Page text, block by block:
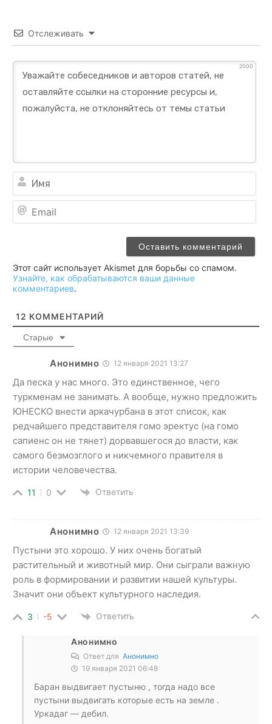
Отслеживать
2000
Этот сайт использует Akismet для борьбы со спамом.
Узнайте, как обрабатываются ваши данные
комментариев.
12 КОММЕНТАРИЙ
Старые
Анонимно 12 января 2021 13:27
Да песка у нас много. Это единственное, чего
туркменам не занимать. А вообще, нужно предложить
ЮНЕСКО внести аркачурбана в этот список, как
редчайшего представителя гомо эректус (на гомо
сапиенс он не тянет) дорвавшегося до власти, как
самого безмозглого и никчемного правителя в
истории человечества.
11 0 Ответить
Анонимно 12 января 2021 13:39
Пустыни это хорошо. У них очень богатый
растительный и животный мир. Они сыграли важную
роль в формировании и развитии нашей культуры.
Значит они объект культурного наследия.
3 -5 Ответить
Анонимно
Ответ для Анонимно
19 января 2021 06:48
Баран выдвигает пустыню , тогда надо все
пустыни выдвигать которые есть на земле .
Уркадаг — дебил.